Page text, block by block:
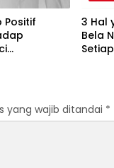
Positif
3 Hal
Bela
yang wajib ditandai *